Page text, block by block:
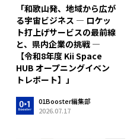
「和歌山発、地域から広が
る宇宙ビジネス ― ロケッ
ト打上げサービスの最前線
と、県内企業の挑戦 ―
【令和8年度 Kii Space
HUB オープニングイベン
トレポート】」
01Booster編集部
2026.07.17